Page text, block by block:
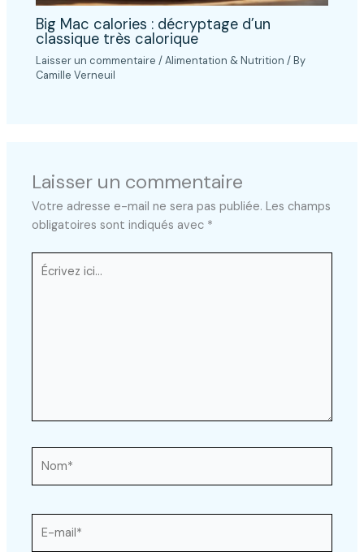
Big Mac calories : décryptage d’un
classique très calorique
Laisser un commentaire /Alimentation & Nutrition / By
Camille Verneuil
Laisser un commentaire
Votre adresse e-mail ne sera pas publiée. Les champs
obligatoires sont indiqués avec *
Écrivez
ici…
mail*